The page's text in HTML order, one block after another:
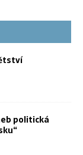
politická